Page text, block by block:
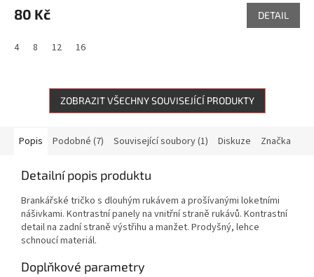
80 Kč DETAIL
4 8 12 16
ZOBRAZIT VŠECHNY SOUVISEJÍCÍ PRODUKTY
Popis Podobné (7) Související soubory (1) Diskuze Značka
Detailní popis produktu
Brankářské tričko s dlouhým rukávem a prošívanými loketními
nášivkami. Kontrastní panely na vnitřní straně rukávů. Kontrastní
detail na zadní straně výstřihu a manžet. Prodyšný, lehce
schnoucí materiál.
Doplňkové parametry